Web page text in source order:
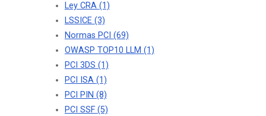
Ley CRA (1)
LSSICE (3)
Normas PCI (69)
OWASP TOP10 LLM (1)
PCI 3DS (1)
PCI ISA (1)
PCI PIN (8)
PCI SSF (5)